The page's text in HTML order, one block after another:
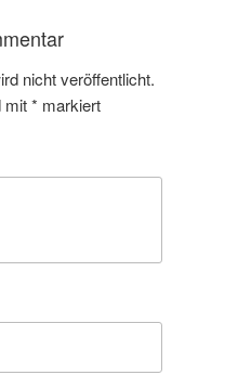
nicht veröffentlicht.
mit* markiert